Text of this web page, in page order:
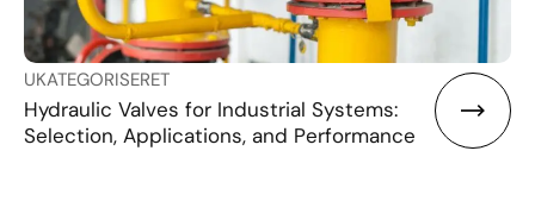
UKATEGORISERET
Hydraulic Valves for Industrial Systems:
Selection, Applications, and Performance